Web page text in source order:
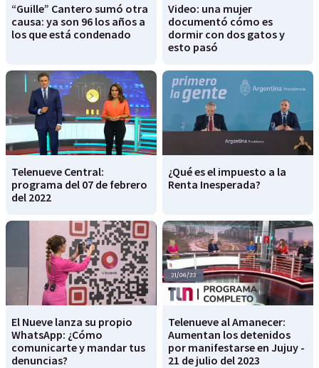
“Guille” Cantero sumó otra
causa: ya son 96 los años a
los que está condenado
Video: una mujer
documentó cómo es
dormir con dos gatos y
esto pasó
Telenueve Central:
programa del 07 de febrero
del 2022
¿Qué es el impuesto a la
Renta Inesperada?
El Nueve lanza su propio
WhatsApp: ¿Cómo
comunicarte y mandar tus
denuncias?
Telenueve al Amanecer:
Aumentan los detenidos
por manifestarse en Jujuy -
21 de julio del 2023